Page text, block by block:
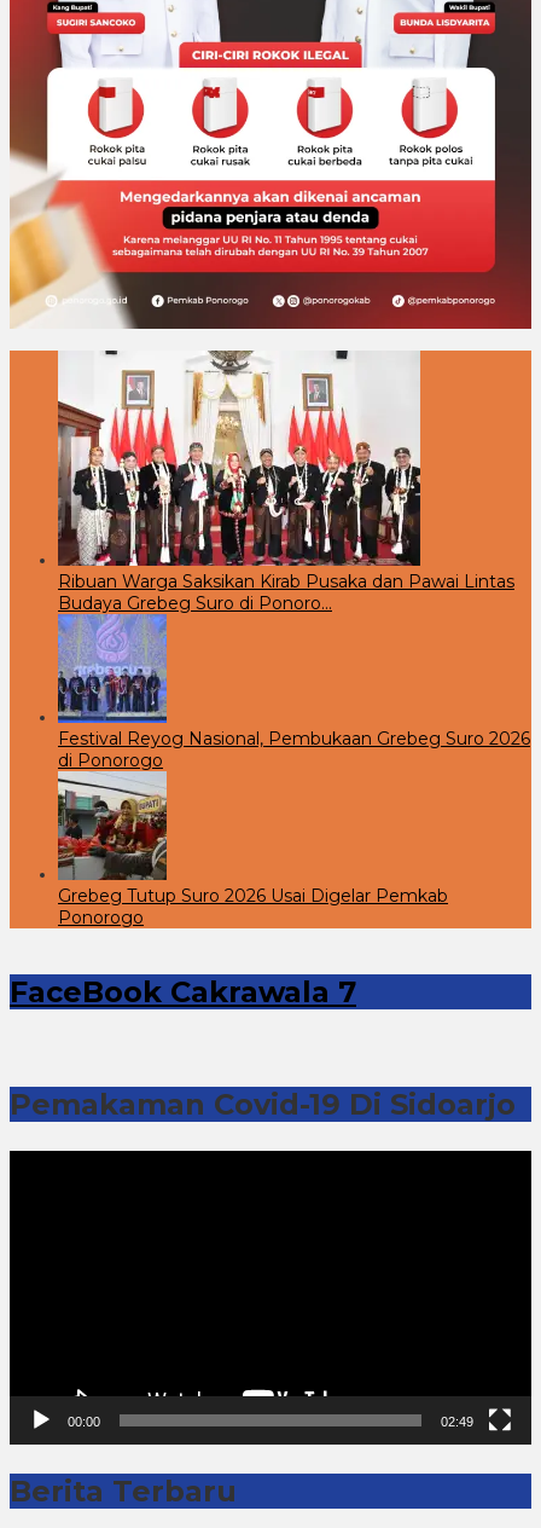
Ribuan Warga Saksikan Kirab Pusaka dan Pawai Lintas
Budaya Grebeg Suro di Ponoro…
Festival Reyog Nasional, Pembukaan Grebeg Suro 2026
di Ponorogo
Grebeg Tutup Suro 2026 Usai Digelar Pemkab
Ponorogo
FaceBook Cakrawala 7
Pemakaman Covid-19 Di Sidoarjo
00:00 02:49
Berita Terbaru